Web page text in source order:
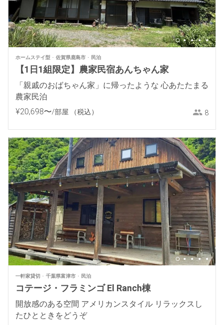
ホームステイ型 佐賀県鹿島市 民泊
【1日1組限定】農家民宿あんちゃん家
「親戚のおばちゃん家」に帰ったような 心あたたまる
農家民泊
¥20,698〜/部屋 （税込） 8
一軒家貸切 千葉県富津市 民泊
コテージ・フラミンゴ El Ranch棟
開放感のある空間 アメリカンスタイル リラックスし
たひとときをどうぞ